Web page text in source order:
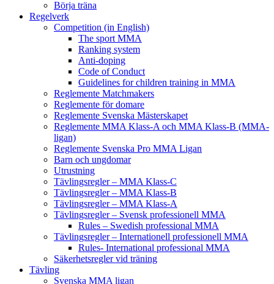
Börja träna
Regelverk
Competition (in English)
The sport MMA
Ranking system
Anti-doping
Code of Conduct
Guidelines for children training in MMA
Reglemente Matchmakers
Reglemente för domare
Reglemente Svenska Mästerskapet
Reglemente MMA Klass-A och MMA Klass-B (MMA-
ligan)
Reglemente Svenska Pro MMA Ligan
Barn och ungdomar
Utrustning
Tävlingsregler – MMA Klass-C
Tävlingsregler – MMA Klass-B
Tävlingsregler – MMA Klass-A
Tävlingsregler – Svensk professionell MMA
Rules – Swedish professional MMA
Tävlingsregler – Internationell professionell MMA
Rules- International professional MMA
Säkerhetsregler vid träning
Tävling
Svenska MMA ligan